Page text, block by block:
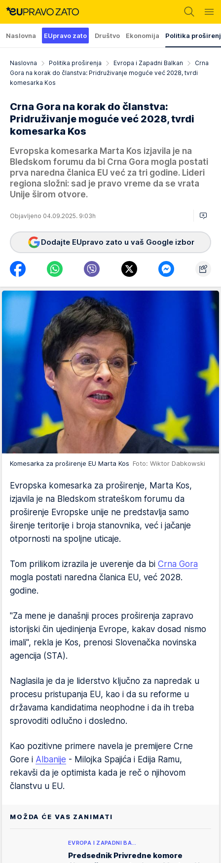
Naslovna EUpravo zato Društvo Ekonomija Politika
Naslovna Politika proširenja Evropa i Zapadni Balkan
Crna
Gora na korak do članstva: Pridruživanje moguće već 2028, tvrdi
komesarka Kos
Crna Gora na korak do članstva:
Pridruživanje moguće već 2028, tvrdi
komesarka Kos
Evropska komesarka Marta Kos izjavila je na
Bledskom forumu da bi Crna Gora mogla postati
prva naredna članica EU već za tri godine. Lideri
regiona složni: sad je pravo vreme da se vrata
Unije širom otvore.
Objavljeno 04.09.2025. 9:03h
Dodajte EUpravo zato u vaš Google izbor
Komesarka za proširenje EU Marta Kos Foto: Wiktor Dabkowski
Evropska komesarka za proširenje, Marta Kos,
izjavila je na Bledskom strateškom forumu da
proširenje Evropske unije ne predstavlja samo
širenje teritorije i broja stanovnika, već i jačanje
otpornosti na spoljne uticaje.
Tom prilikom izrazila je uverenje da bi Crna Gora
mogla postati naredna članica EU, već 2028.
godine.
"Za mene je današnji proces proširenja zapravo
istorijski čin ujedinjenja Evrope, kakav dosad nismo
imali", rekla je Kos, prenosi Slovenačka novinska
agencija (STA).
Naglasila je da je liderstvo ključno za napredak u
procesu pristupanja EU, kao i da su reforme u
državama kandidatima neophodne i da ih treba
sprovoditi odlučno i dosledno.
Kao pozitivne primere navela je premijere Crne
Gore i Albanije - Milojka Spajića i Edija Ramu,
rekavši da je optimista kada je reč o njihovom
članstvu u EU.
MOŽDA ĆE VAS ZANIMATI
EVROPA I ZAPADNI BA…
Predsednik Privredne komore